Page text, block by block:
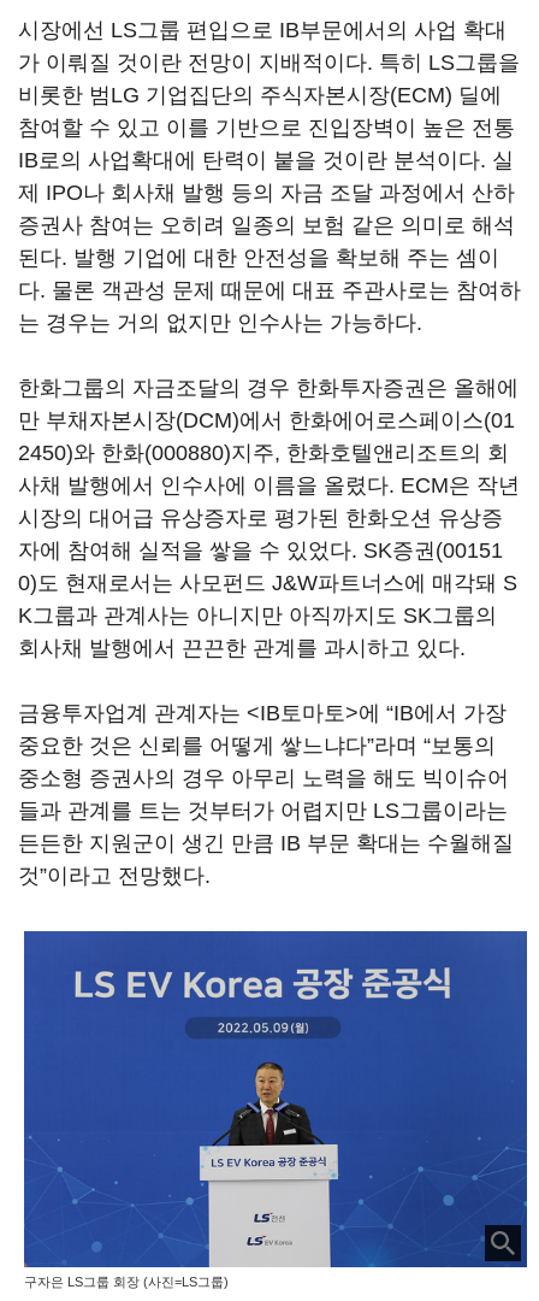
시장에선 LS그룹 편입으로 IB부문에서의 사업 확대
가 이뤄질 것이란 전망이 지배적이다. 특히 LS그룹을
비롯한 범LG 기업집단의 주식자본시장(ECM) 딜에
참여할 수 있고 이를 기반으로 진입장벽이 높은 전통
IB로의 사업확대에 탄력이 붙을 것이란 분석이다. 실
제 IPO나 회사채 발행 등의 자금 조달 과정에서 산하
증권사 참여는 오히려 일종의 보험 같은 의미로 해석
된다. 발행 기업에 대한 안전성을 확보해 주는 셈이
다. 물론 객관성 문제 때문에 대표 주관사로는 참여하
는 경우는 거의 없지만 인수사는 가능하다.
한화그룹의 자금조달의 경우 한화투자증권은 올해에
만 부채자본시장(DCM)에서 한화에어로스페이스(01
2450)와 한화(000880)지주, 한화호텔앤리조트의 회
사채 발행에서 인수사에 이름을 올렸다. ECM은 작년
시장의 대어급 유상증자로 평가된 한화오션 유상증
자에 참여해 실적을 쌓을 수 있었다. SK증권(00151
0)도 현재로서는 사모펀드 J&W파트너스에 매각돼 S
K그룹과 관계사는 아니지만 아직까지도 SK그룹의
회사채 발행에서 끈끈한 관계를 과시하고 있다.
금융투자업계 관계자는 <IB토마토>에 “IB에서 가장
중요한 것은 신뢰를 어떻게 쌓느냐다”라며 “보통의
중소형 증권사의 경우 아무리 노력을 해도 빅이슈어
들과 관계를 트는 것부터가 어렵지만 LS그룹이라는
든든한 지원군이 생긴 만큼 IB 부문 확대는 수월해질
것”이라고 전망했다.
구자은 LS그룹 회장 (사진=LS그룹)